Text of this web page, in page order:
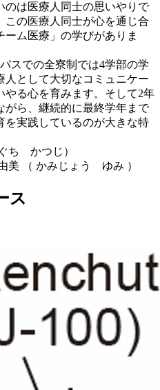
のは医療人同士の思いやりで
この医療人同士が心を通じ合
ム医療」の学びがありま
スでの全寮制では4学部の学
人として大切なコミュニケー
やる心を育みます。そして2年
がら、継続的に最終学年まで
を実践しているのが大きな特
ち かつじ）
（ かみじょう ゆみ ）
ス